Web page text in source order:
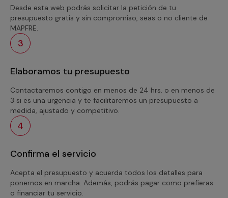
Desde esta web podrás solicitar la petición de tu
presupuesto gratis y sin compromiso, seas o no cliente de
MAPFRE.
3
Elaboramos tu presupuesto
Contactaremos contigo en menos de 24 hrs. o en menos de
3 si es una urgencia y te facilitaremos un presupuesto a
medida, ajustado y competitivo.
4
Confirma el servicio
Acepta el presupuesto y acuerda todos los detalles para
ponernos en marcha. Además, podrás pagar como prefieras
o financiar tu servicio.